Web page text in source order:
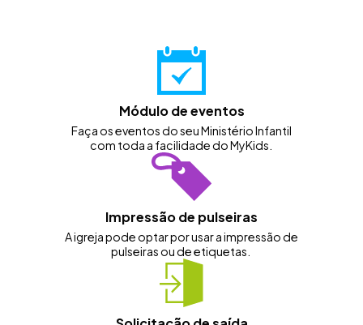
Módulo de eventos
Faça os eventos do seu Ministério Infantil
com toda a facilidade do MyKids.
Impressão de pulseiras
A igreja pode optar por usar a impressão de
pulseiras ou de etiquetas.